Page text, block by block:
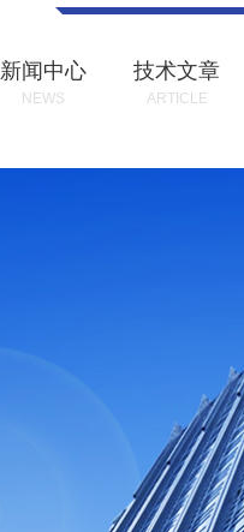
新闻中心
NEWS
技术文章
ARTICLE